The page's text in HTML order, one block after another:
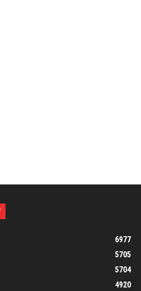
6977
5705
5704
4920